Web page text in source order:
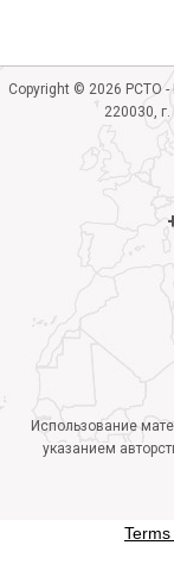
Copyright © 2026 РСТО -
220030,
Использование
указанием